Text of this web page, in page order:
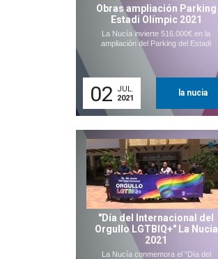
Obras ampliación Parking
Estadi Olímpic 2021
La Nucía invierte 516.000€ en la
ampliación del Parking del Estadi
02
JUL.
2021
la nucia
"Día del Internacional del
Orgullo LGTBIQ+" La Nucia
2021
La Nucía conmemora el "Día del